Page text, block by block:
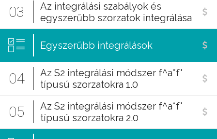
03
Az integrálási szabályok és
egyszerűbb szorzatok integrálása
Egyszerűbb integrálások
04
Az S2 integrálási módszer f^a*f'
típusú szorzatokra 1.0
05
Az S2 integrálási módszer f^a*f'
típusú szorzatokra 2.0